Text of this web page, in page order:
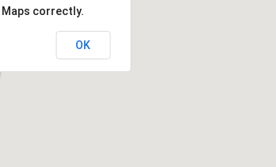
Maps correctly.
OK